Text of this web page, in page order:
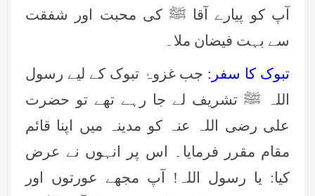
آپ کو پیارے آقا ﷺ کی محبت اور شفقت
سے بہت فیضان ملا۔
تبوک کا سفر: جب غزوۂ تبوک کے لیے رسول
اللہ ﷺ تشریف لے جا رہے تھے تو حضرت
علی رضی اللہ عنہ کو مدینہ میں اپنا قائم
مقام مقرر فرمایا۔ اس پر انہوں نے عرض
کیا: یا رسول اللہ! آپ مجھے عورتوں اور